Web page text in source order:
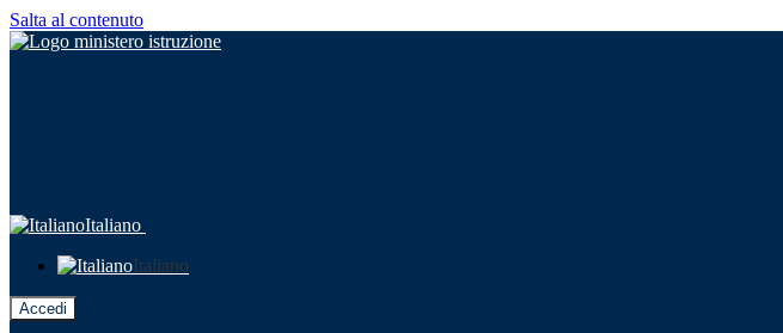
Salta al contenuto
Italiano
Italiano
Accedi